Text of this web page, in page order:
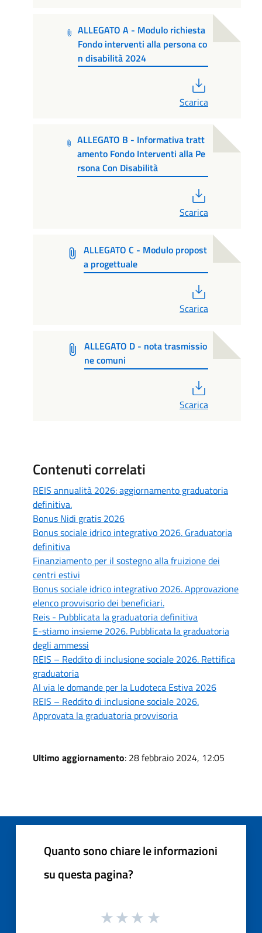
ALLEGATO A - Modulo richiesta
Fondo interventi alla persona co
n disabilità 2024
Scarica
ALLEGATO B - Informativa tratt
amento Fondo Interventi alla Pe
rsona Con Disabilità
Scarica
ALLEGATO C - Modulo propost
a progettuale
Scarica
ALLEGATO D - nota trasmissio
ne comuni
Scarica
Contenuti correlati
REIS annualità 2026: aggiornamento graduatoria
definitiva.
Bonus Nidi gratis 2026
Bonus sociale idrico integrativo 2026. Graduatoria
definitiva
Finanziamento per il sostegno alla fruizione dei
centri estivi
Bonus sociale idrico integrativo 2026. Approvazione
elenco provvisorio dei beneficiari.
Reis - Pubblicata la graduatoria definitiva
E-stiamo insieme 2026. Pubblicata la graduatoria
degli ammessi
REIS – Reddito di inclusione sociale 2026. Rettifica
graduatoria
Al via le domande per la Ludoteca Estiva 2026
REIS – Reddito di inclusione sociale 2026.
Approvata la graduatoria provvisoria
Ultimo aggiornamento: 28 febbraio 2024, 12:05
Quanto sono chiare le informazioni
su questa pagina?